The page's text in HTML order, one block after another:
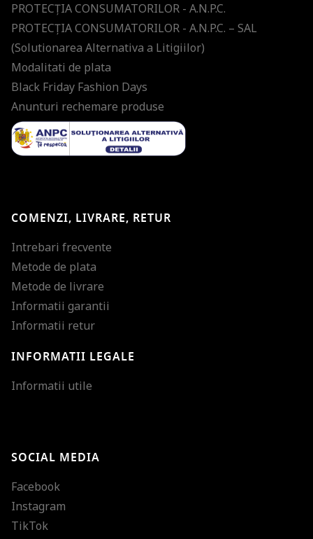
PROTECŢIA CONSUMATORILOR - A.N.P.C.
PROTECŢIA CONSUMATORILOR - A.N.P.C. – SAL
(Solutionarea Alternativa a Litigiilor)
Modalitati de plata
Black Friday Fashion Days
Anunturi rechemare produse
COMENZI, LIVRARE, RETUR
Intrebari frecvente
Metode de plata
Metode de livrare
Informatii garantii
Informatii retur
INFORMATII LEGALE
Informatii utile
SOCIAL MEDIA
Facebook
Instagram
TikTok